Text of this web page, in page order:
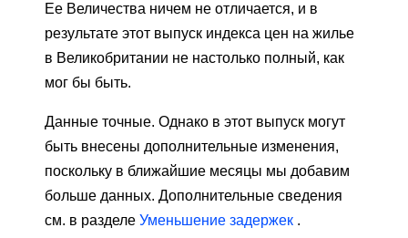
Ее Величества ничем не отличается, и в
результате этот выпуск индекса цен на жилье
в Великобритании не настолько полный, как
мог бы быть.
Данные точные. Однако в этот выпуск могут
быть внесены дополнительные изменения,
поскольку в ближайшие месяцы мы добавим
больше данных. Дополнительные сведения
см. в разделе Уменьшение задержек .